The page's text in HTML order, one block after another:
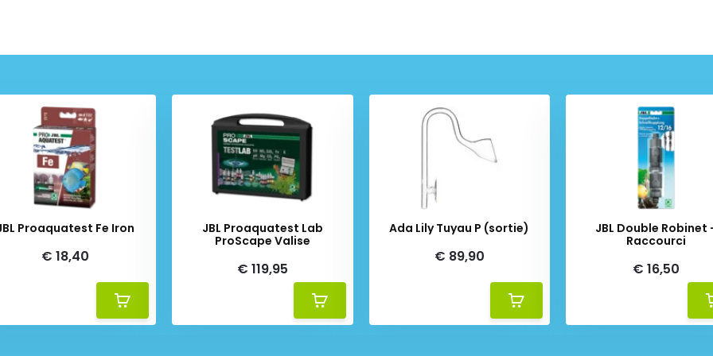
Proaquatest Fe Iron
€ 18,40
JBL Proaquatest Lab
ProScape Valise
€ 119,95
Ada Lily Tuyau P (sortie)
€ 89,90
JBL Double Robinet
Raccourci
€ 16,50